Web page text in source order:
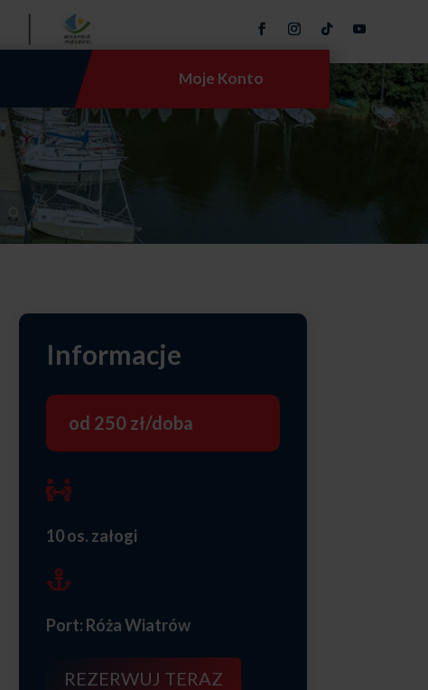
Moje Konto
Informacje
od 250 zł/doba

10 os. załogi

Port: Róża Wiatrów
REZERWUJ TERAZ